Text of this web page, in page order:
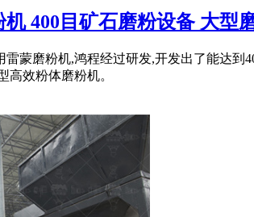
400目矿石磨粉设备 大型
雷蒙磨粉机,鸿程经过研发,开发出了能达
高效粉体磨粉机。